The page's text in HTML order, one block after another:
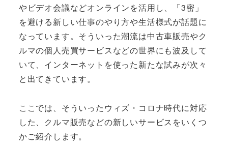
やビデオ会議などオンラインを活用し、「3密」
を避ける新しい仕事のやり方や生活様式が話題に
なっています。そういった潮流は中古車販売やク
ルマの個人売買サービスなどの世界にも波及して
いて、インターネットを使った新たな試みが次々
と出てきています。
ここでは、そういったウィズ・コロナ時代に対応
した、クルマ販売などの新しいサービスをいくつ
かご紹介します。